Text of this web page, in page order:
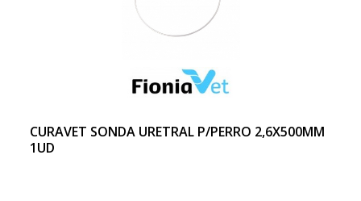
CURAVET SONDA URETRAL P/PERRO 2,6X500MM
1UD